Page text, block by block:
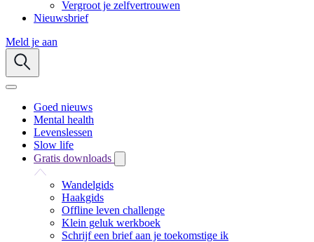
Vergroot je zelfvertrouwen
Nieuwsbrief
Meld je aan
Goed nieuws
Mental health
Levenslessen
Slow life
Gratis downloads
Wandelgids
Haakgids
Offline leven challenge
Klein geluk werkboek
Schrijf een brief aan je toekomstige ik